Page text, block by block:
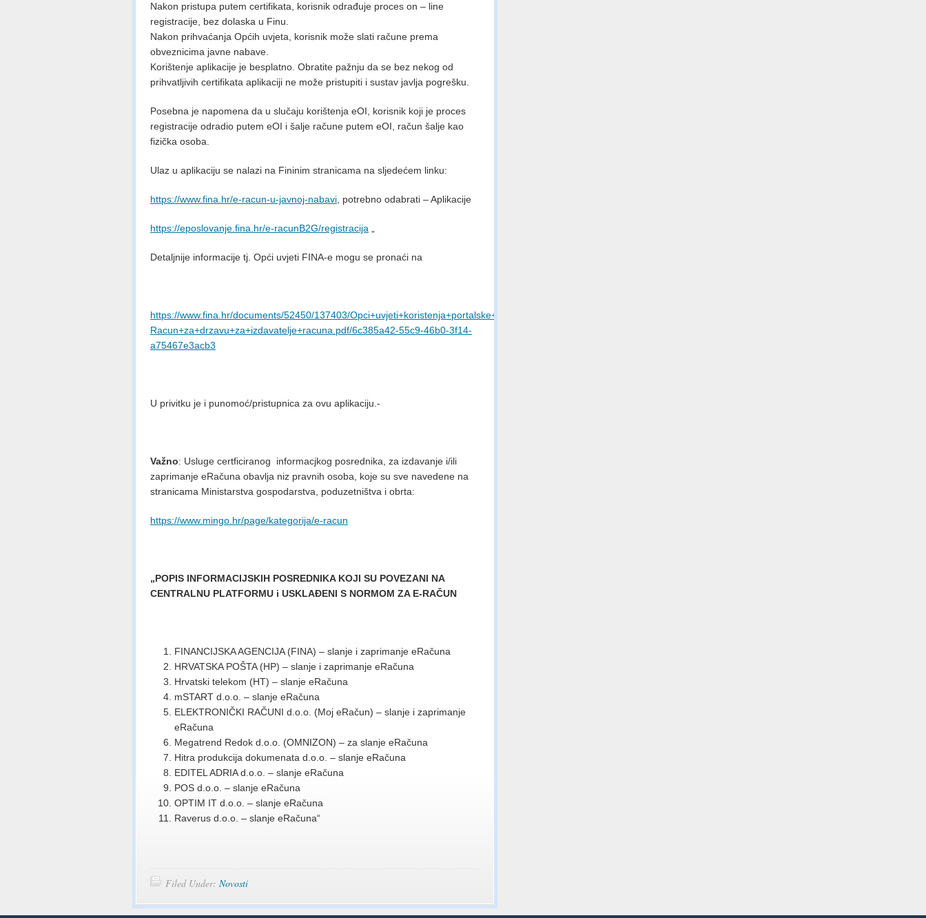
Nakon pristupa putem certifikata, korisnik odrađuje proces on – line
registracije, bez dolaska u Finu.
Nakon prihvaćanja Općih uvjeta, korisnik može slati račune prema
obveznicima javne nabave.
Korištenje aplikacije je besplatno. Obratite pažnju da se bez nekog od
prihvatljivih certifikata aplikaciji ne može pristupiti i sustav javlja pogrešku.
Posebna je napomena da u slučaju korištenja eOI, korisnik koji je proces
registracije odradio putem eOI i šalje račune putem eOI, račun šalje kao
fizička osoba.
Ulaz u aplikaciju se nalazi na Fininim stranicama na sljedećem linku:
https://www.fina.hr/e-racun-u-javnoj-nabavi , potrebno odabrati – Aplikacije
https://eposlovanje.fina.hr/e-racunB2G/registracija
Detaljnije informacije tj. Opći uvjeti FINA-e mogu se pronaći na
https://www.fina.hr/documents/52450/137403/Opci+uvjeti+koristenja+portalske+aplikacije+e-
Racun+za+drzavu+za+izdavatelje+racuna.pdf/6c385a42-55c9-46b0-3f14-
a75467e3acb3
U privitku je i punomoć/pristupnica za ovu aplikaciju.-
Važno: Usluge certficiranog informacjkog posrednika, za izdavanje i/ili
zaprimanje eRačuna obavlja niz pravnih osoba, koje su sve navedene na
stranicama Ministarstva gospodarstva, poduzetništva i obrta:
https://www.mingo.hr/page/kategorija/e-racun
„POPIS INFORMACIJSKIH POSREDNIKA KOJI SU POVEZANI NA
CENTRALNU PLATFORMU i USKLAĐENI S NORMOM ZA E-RAČUN
FINANCIJSKA AGENCIJA (FINA) – slanje i zaprimanje eRačuna
HRVATSKA POŠTA (HP) – slanje i zaprimanje eRačuna
Hrvatski telekom (HT) – slanje eRačuna
mSTART d.o.o. – slanje eRačuna
ELEKTRONIČKI RAČUNI d.o.o. (Moj eRačun) – slanje i zaprimanje
eRačuna
Megatrend Redok d.o.o. (OMNIZON) – za slanje eRačuna
Hitra produkcija dokumenata d.o.o. – slanje eRačuna
EDITEL ADRIA d.o.o. – slanje eRačuna
POS d.o.o. – slanje eRačuna
OPTIM IT d.o.o. – slanje eRačuna
Raverus d.o.o. – slanje eRačuna“
Filed Under: Novosti